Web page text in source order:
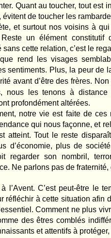
Quant au toucher, tout est
évitent de toucher les
et surtout nos voisins à
Reste un élément
sans cette relation, c’est le
rend les visages
sentiments. Plus, la peur de
avant d’être des frères.
nous les tenons à
profondément altérées.
notre vie est faite de
qui nous façonne, et
atteint. Tout le reste
d’économie, plus de
regarder son nombril,
Ne parlons pas de
l’Avent. C’est peut-être le
réfléchir à cette situation afin
Comment ne plus
des êtres comblés
et attentifs à